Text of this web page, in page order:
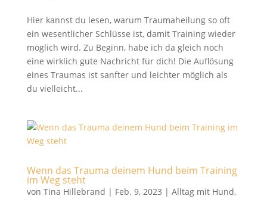
Hier kannst du lesen, warum Traumaheilung so oft
ein wesentlicher Schlüsse ist, damit Training wieder
möglich wird. Zu Beginn, habe ich da gleich noch
eine wirklich gute Nachricht für dich! Die Auflösung
eines Traumas ist sanfter und leichter möglich als
du vielleicht...
Wenn das Trauma deinem Hund beim Training
im Weg steht
von Tina Hillebrand | Feb. 9, 2023 | Alltag mit Hund,